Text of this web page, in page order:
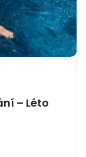
– Léto